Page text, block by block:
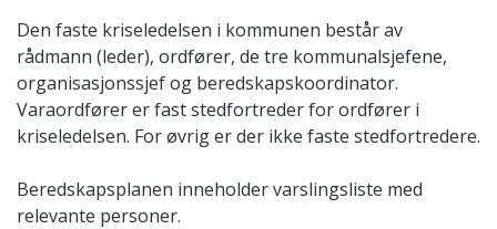
Den faste kriseledelsen i kommunen består av
rådmann (leder), ordfører, de tre kommunalsjefene,
organisasjonssjef og beredskapskoordinator.
Varaordfører er fast stedfortreder for ordfører i
kriseledelsen. For øvrig er der ikke faste stedfortredere.
Beredskapsplanen inneholder varslingsliste med
relevante personer.